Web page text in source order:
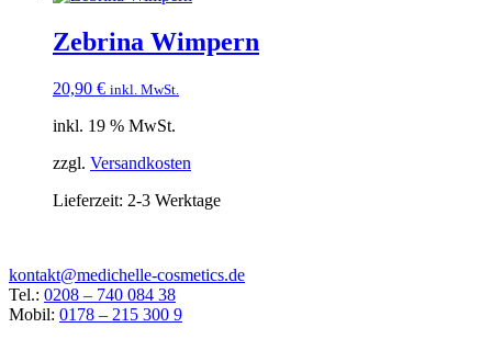
Zebrina Wimpern
20,90 € inkl. MwSt.
inkl. 19 % MwSt.
zzgl. Versandkosten
Lieferzeit: 2-3 Werktage
kontakt@medichelle-cosmetics.de
Tel.: 0208 – 740 084 38
Mobil: 0178 – 215 300 9